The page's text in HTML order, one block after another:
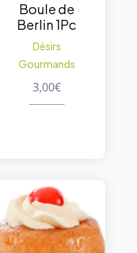
Boule de
Berlin 1Pc
Désirs
Gourmands
3,00€